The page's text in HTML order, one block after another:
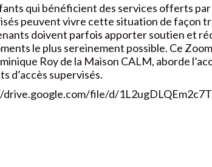
qui bénéficient des services offerts
peuvent vivre cette situation de façon
doivent parfois apporter soutien et
le plus sereinement possible. Ce
Roy de la Maison CALM, aborde
d’accès supervisés.
file/d/